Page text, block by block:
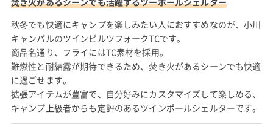
秋冬でも快適にキャンプを楽しみたい人におすすめなのが、小川
キャンパルのツインピルツフォークTCです。
商品名通り、フライにはTC素材を採用。
難燃性と耐結露が期待できるため、焚き火があるシーンでも快適
に過ごせます。
拡張アイテムが豊富で、自分好みにカスタマイズして楽しめる、
キャンプ上級者からも定評のあるツインポールシェルターです。